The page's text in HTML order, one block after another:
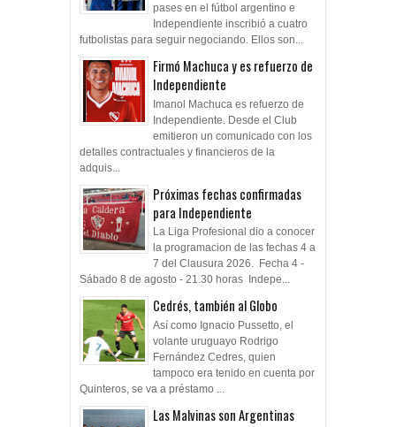
pases en el fútbol argentino e
Independiente inscribió a cuatro
futbolistas para seguir negociando. Ellos son...
Firmó Machuca y es refuerzo de
Independiente
Imanol Machuca es refuerzo de
Independiente. Desde el Club
emitieron un comunicado con los
detalles contractuales y financieros de la
adquis...
Próximas fechas confirmadas
para Independiente
La Liga Profesional dio a conocer
la programacion de las fechas 4 a
7 del Clausura 2026. Fecha 4 -
Sábado 8 de agosto - 21.30 horas Indepe...
Cedrés, también al Globo
Así como Ignacio Pussetto, el
volante uruguayo Rodrigo
Fernández Cedres, quien
tampoco era tenido en cuenta por
Quinteros, se va a préstamo ...
Las Malvinas son Argentinas